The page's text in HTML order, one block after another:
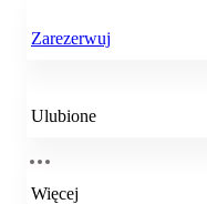
Zarezerwuj
Ulubione
Więcej